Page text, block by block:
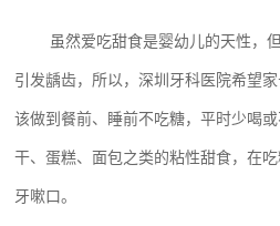
虽然爱吃甜食是婴幼儿的天性，
引发龋齿，所以，深圳牙科医院‍希望
该做到餐前、睡前不吃糖，平时少喝
干、蛋糕、面包之类的粘性甜食，在
牙嗽口。